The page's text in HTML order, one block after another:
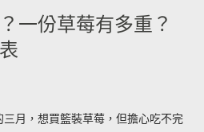
一份草莓有多重？
月，想買籃裝草莓，但擔心吃不完